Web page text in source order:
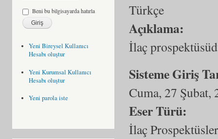
Beni bu bilgisayarda hatırla
Yeni Bireysel Kullanıcı
Hesabı oluştur
Yeni Kurumsal Kullanıcı
Hesabı oluştur
Yeni parola iste
Türkçe
Açıklama:
İlaç
Sisteme Giriş
Cuma, 27 Şubat,
Eser Türü:
İlaç